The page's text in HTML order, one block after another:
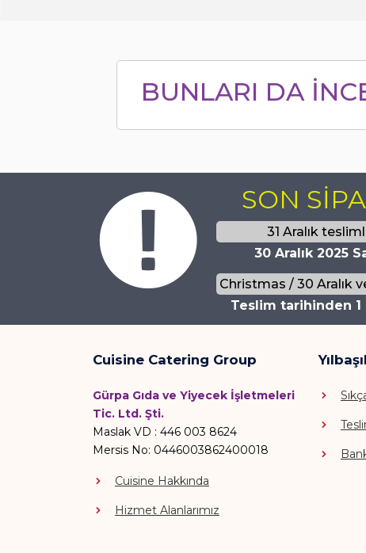
BUNLARI DA
SON
31 Aralık
30 Aralık 2025
Christmas / 30 Aralık
Teslim tarihinden 1
Cuisine Catering Group
Gürpa Gıda ve Yiyecek İşletmeleri
Tic. Ltd. Şti.
Maslak VD : 446 003 8624
Mersis No: 0446003862400018
Cuisine Hakkında
Hizmet Alanlarımız